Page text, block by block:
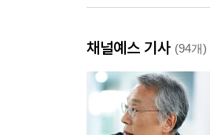
채널예스 기사 (94개)